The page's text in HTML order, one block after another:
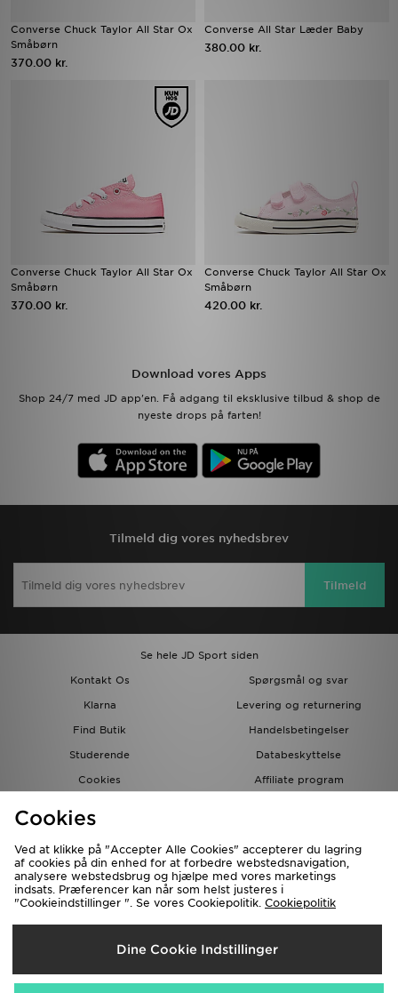
Converse Chuck Taylor All Star Ox
Småbørn
370.00 kr.
Converse All Star Læder Baby
380.00 kr.
Converse Chuck Taylor All Star Ox
Småbørn
370.00 kr.
Converse Chuck Taylor All Star Ox
Småbørn
420.00 kr.
Download vores Apps
Shop 24/7 med JD app'en. Få adgang til eksklusive tilbud & shop de
nyeste drops på farten!
Tilmeld dig vores nyhedsbrev
Tilmeld
Se hele JD Sport siden
Kontakt Os
Spørgsmål og svar
Klarna
Levering og returnering
Find Butik
Handelsbetingelser
Studerende
Databeskyttelse
Cookies
Affiliate program
Forsendelse Til
Danmark
Cookies
Ved at klikke på "Accepter Alle Cookies" accepterer du lagring
af cookies på din enhed for at forbedre webstedsnavigation,
analysere webstedsbrug og hjælpe med vores marketings
indsats. Præferencer kan når som helst justeres i
"Cookieindstillinger ". Se vores Cookiepolitik. Cookiepolitik
Dine Cookie Indstillinger